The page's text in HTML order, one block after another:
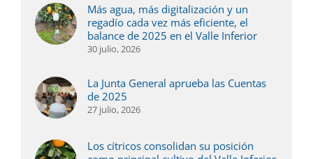
Más agua, más digitalización y un
regadío cada vez más eficiente, el
balance de 2025 en el Valle Inferior
30 julio, 2026
La Junta General aprueba las Cuentas
de 2025
27 julio, 2026
Los cítricos consolidan su posición